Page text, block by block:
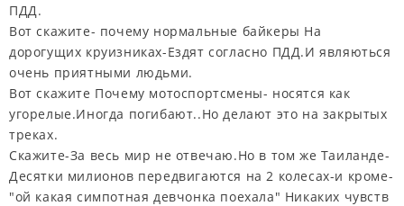
ПДД.
Вот скажите- почему нормальные байкеры На
дорогущих круизниках-Ездят согласно ПДД.И являються
очень приятными людьми.
Вот скажите Почему мотоспортсмены- носятся как
угорелые.Иногда погибают..Но делают это на закрытых
треках.
Скажите-За весь мир не отвечаю.Но в том же Таиланде-
Десятки милионов передвигаются на 2 колесах-и кроме-
"ой какая симпотная девчонка поехала" Никаких чувств